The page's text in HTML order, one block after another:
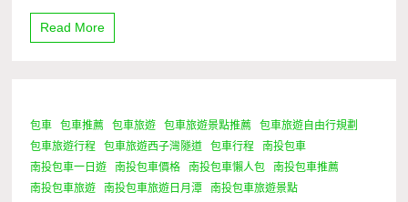
Read More
0 Minutes
包車 包車推薦 包車旅遊 包車旅遊景點推薦
包車旅遊自由行規劃
包車旅遊行程
包車旅遊西子灣隧道 包車行程
南投包車
南投包車一日遊
南投包車價格 南投包車懶人包
南投包車推薦
南投包車旅遊
南投包車旅遊日月潭
南投包車旅遊景點